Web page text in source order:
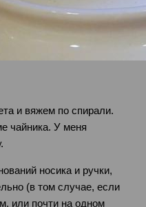
и вяжем по спирали.
чайника. У меня
носика и ручки,
(в том случае, если
или почти на одном